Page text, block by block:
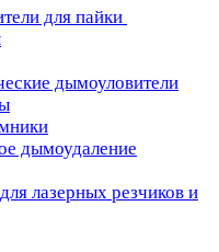
для пайки
дымоуловители
дымоудаление
лазерных резчиков и